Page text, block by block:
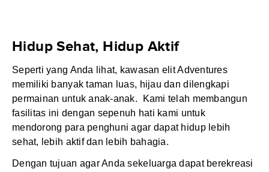
Hidup Sehat, Hidup Aktif
Seperti yang Anda lihat, kawasan elit Adventures
memiliki banyak taman luas, hijau dan dilengkapi
permainan untuk anak-anak. Kami telah membangun
fasilitas ini dengan sepenuh hati kami untuk
mendorong para penghuni agar dapat hidup lebih
sehat, lebih aktif dan lebih bahagia.
Dengan tujuan agar Anda sekeluarga dapat berekreasi